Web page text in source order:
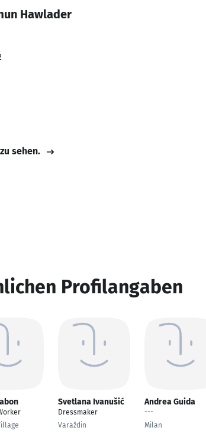
Hawlader
sehen.
Profilangaben
Svetlana Ivanušić
Dressmaker
Varaždin
Andrea Guida
---
Milan